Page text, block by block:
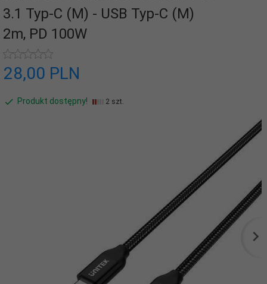
3.1 Typ-C (M) - USB Typ-C (M)
2m, PD 100W
28,00 PLN
Produkt dostępny! 2 szt.